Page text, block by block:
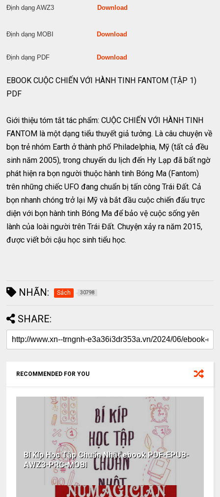
Định dạng AWZ3Download
Định dạng MOBIDownload
Định dạng PDFDownload
EBOOK CUỘC CHIẾN VỚI HÀNH TINH FANTOM (TẬP 1)
PDF
Giới thiệu tóm tắt tác phẩm: CUỘC CHIẾN VỚI HÀNH TINH
FANTOM là một dạng tiểu thuyết giả tưởng. Là câu chuyện về
bọn trẻ nhóm Earth ở thành phố Philadelphia, Mỹ (tất cả đều
sinh năm 2005), trong chuyến du lịch đến Hy Lạp đã bất ngờ
phát hiện ra bọn người thuộc hành tinh Bóng Ma (Fantom)
trên những chiếc UFO đang chuẩn bị tấn công Trái Đất. Cả
bọn nhanh chóng trở lại Mỹ và bắt đầu cuộc chiến đấu trực
diện với bọn hành tinh Bóng Ma để bảo vệ cuộc sống yên
lành của loài người trên Trái Đất. Chuyện xảy ra năm 2015,
được viết bởi cậu học sinh tiểu học.
NHÃN: Sách 30798
SHARE:
RECOMMENDED FOR YOU
Bí Kíp Học Tập Chuẩn Nhật ebook PDF-EPUB-
AWZ3-PRC-MOBI